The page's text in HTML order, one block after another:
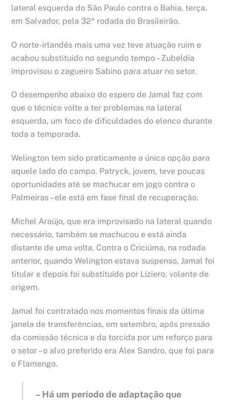
lateral esquerda do São Paulo contra o Bahia, terça,
em Salvador, pela 32ª rodada do Brasileirão.
O norte-irlandês mais uma vez teve atuação ruim e
acabou substituído no segundo tempo – Zubeldía
improvisou o zagueiro Sabino para atuar no setor.
O desempenho abaixo do espero de Jamal faz com
que o técnico volte a ter problemas na lateral
esquerda, um foco de dificuldades do elenco durante
toda a temporada.
Welington tem sido praticamente a única opção para
aquele lado do campo. Patryck, jovem, teve poucas
oportunidades até se machucar em jogo contra o
Palmeiras – ele está em fase final de recuperação.
Michel Araújo, que era improvisado na lateral quando
necessário, também se machucou e está ainda
distante de uma volta. Contra o Criciúma, na rodada
anterior, quando Welington estava suspenso, Jamal foi
titular e depois foi substituído por Liziero, volante de
origem.
Jamal foi contratado nos momentos finais da última
janela de transferências, em setembro, após pressão
da comissão técnica e da torcida por um reforço para
o setor – o alvo preferido era Alex Sandro, que foi para
o Flamengo.
– Há um período de adaptação que